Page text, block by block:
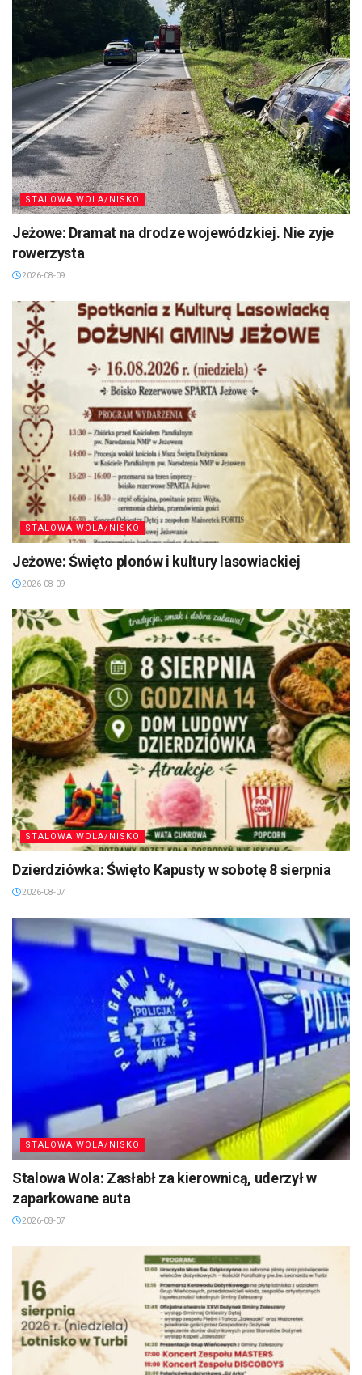
STALOWA WOLA/NISKO
Jeżowe: Dramat na drodze wojewódzkiej. Nie zyje
rowerzysta
2026-08-09
STALOWA WOLA/NISKO
Jeżowe: Święto plonów i kultury lasowiackiej
2026-08-09
STALOWA WOLA/NISKO
Dzierdziówka: Święto Kapusty w sobotę 8 sierpnia
2026-08-07
STALOWA WOLA/NISKO
Stalowa Wola: Zasłabł za kierownicą, uderzył w
zaparkowane auta
2026-08-07